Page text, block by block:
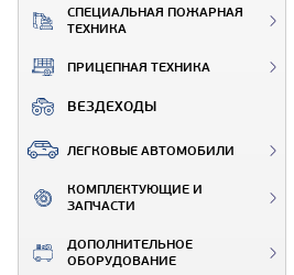
СПЕЦИАЛЬНАЯ ПОЖАРНАЯ
ТЕХНИКА
ПРИЦЕПНАЯ ТЕХНИКА
ВЕЗДЕХОДЫ
ЛЕГКОВЫЕ АВТОМОБИЛИ
КОМПЛЕКТУЮЩИЕ И
ЗАПЧАСТИ
ДОПОЛНИТЕЛЬНОЕ
ОБОРУДОВАНИЕ